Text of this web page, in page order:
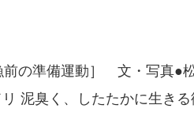
前の準備運動］ 文・写真●
リ 泥臭く、したたかに生き